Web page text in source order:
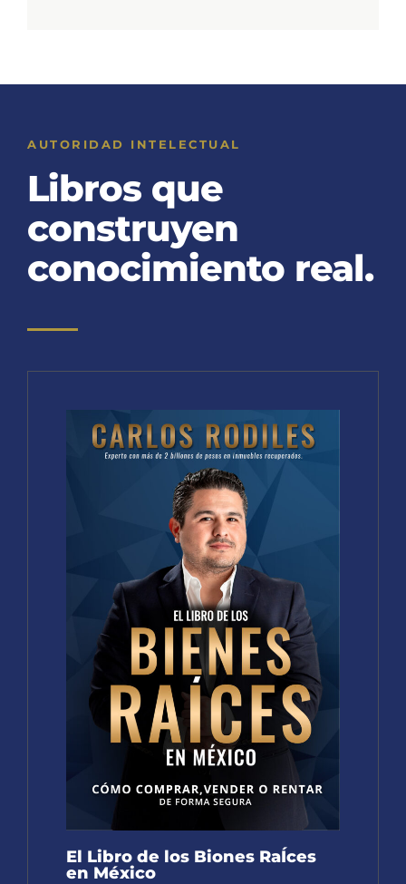
AUTORIDAD INTELECTUAL
Libros que
construyen
conocimiento real.
El Libro de los Biones RaÍces
en México